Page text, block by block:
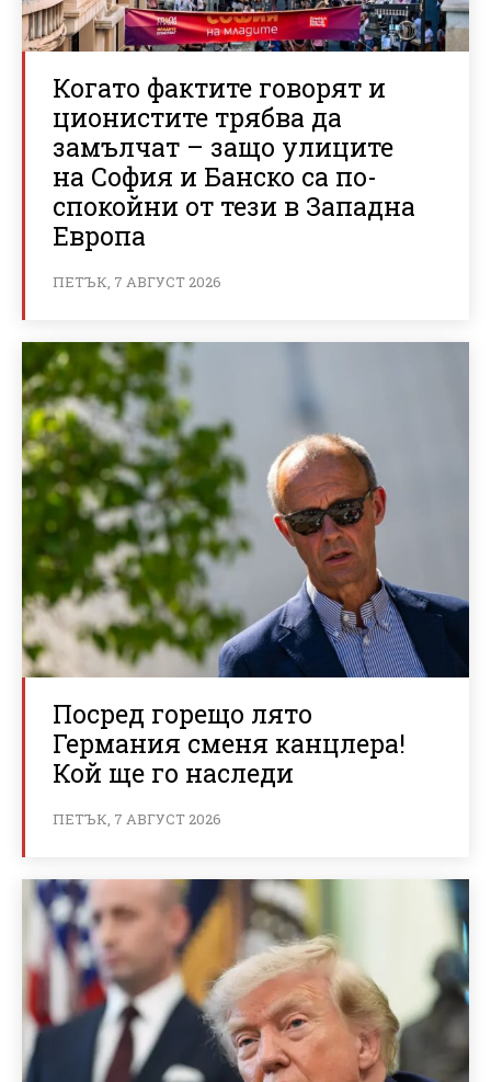
Когато фактите говорят и
ционистите трябва да
замълчат – защо улиците
на София и Банско са по-
спокойни от тези в Западна
Европа
ПЕТЪК, 7 АВГУСТ 2026
Посред горещо лято
Германия сменя канцлера!
Кой ще го наследи
ПЕТЪК, 7 АВГУСТ 2026